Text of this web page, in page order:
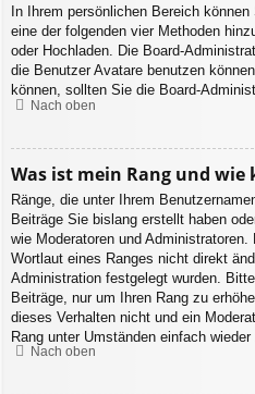
In Ihrem persönlichen Bereich
eine der folgenden vier Methoden
oder Hochladen. Die Board-
die Benutzer Avatare benutzen
können, sollten Sie die Board-
Nach oben
Was ist mein Rang und
Ränge, die unter Ihrem
Beiträge Sie bislang erstellt haben
wie Moderatoren und
Wortlaut eines Ranges nicht direkt
Administration festgelegt wurden.
Beiträge, nur um Ihren Rang zu
dieses Verhalten nicht und ein
Rang unter Umständen einfach wieder
Nach oben